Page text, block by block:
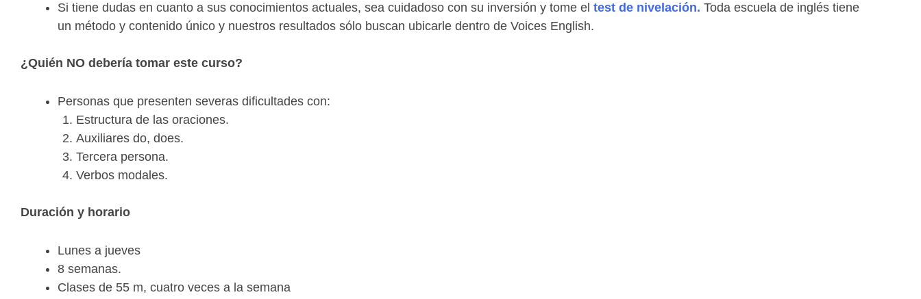
Si tiene dudas en cuanto a sus conocimientos actuales, sea cuidadoso con su inversión y tome el test de nivelación. Toda escuela de inglés tiene
un método y contenido único y nuestros resultados sólo buscan ubicarle dentro de Voices English.
¿Quién NO debería tomar este curso?
Personas que presenten severas dificultades con:
Estructura de las oraciones.
Auxiliares do, does.
Tercera persona.
Verbos modales.
Duración y horario
Lunes a jueves
8 semanas.
Clases de 55 m, cuatro veces a la semana